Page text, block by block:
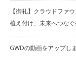
【御礼】クラウドファ
植え付け、未来へつな
GWDの動画をアップし